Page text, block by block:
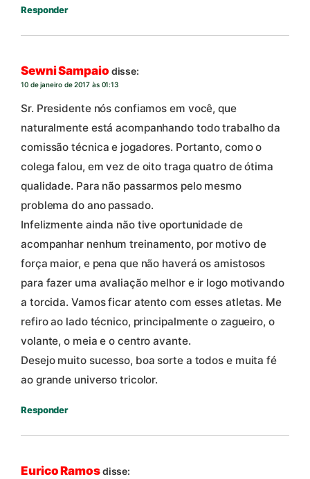
Responder
Sewni Sampaio disse:
10 de janeiro de 2017 às 01:13
Sr. Presidente nós confiamos em você, que
naturalmente está acompanhando todo trabalho da
comissão técnica e jogadores. Portanto, como o
colega falou, em vez de oito traga quatro de ótima
qualidade. Para não passarmos pelo mesmo
problema do ano passado.
Infelizmente ainda não tive oportunidade de
acompanhar nenhum treinamento, por motivo de
força maior, e pena que não haverá os amistosos
para fazer uma avaliação melhor e ir logo motivando
a torcida. Vamos ficar atento com esses atletas. Me
refiro ao lado técnico, principalmente o zagueiro, o
volante, o meia e o centro avante.
Desejo muito sucesso, boa sorte a todos e muita fé
ao grande universo tricolor.
Responder
Eurico Ramosdisse: